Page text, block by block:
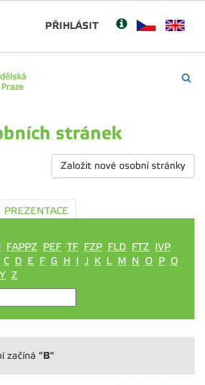
PŘIHLÁSIT
stránek
Založit nové osobní stránky
PREZENTACE
FAPPZ PEF TF FZP FLD FTZ IVP
C D E F G H I J K L M N O P Q
Y Z
začíná "B"